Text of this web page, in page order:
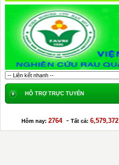
HỖ TRỢ TRỰC TUYẾN
Hôm nay: 2764- Tất cả: 6,579,372